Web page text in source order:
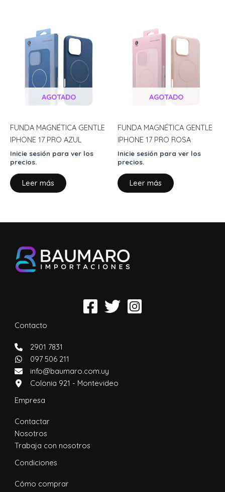
AGOTADO
FUNDA MAGNÉTICA GENTLE
IPHONE 17 PRO AZUL
Inicie sesión para ver los
precios.
Leer más
AGOTADO
FUNDA MAGNÉTICA GENTLE
IPHONE 17 PRO ROSA
Inicie sesión para ver los
precios.
Leer más
Contacto
2901 7831
097 506 211
info@baumaro.com.uy
Colonia 921 - Montevideo
Empresa
Contactar
Nosotros
Trabaja con nosotros
Condiciones
Cómo comprar